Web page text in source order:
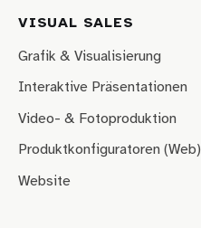
VISUAL SALES
Grafik & Visualisierung
Interaktive Präsentationen
Video- & Fotoproduktion
Produktkonfiguratoren (Web)
Website